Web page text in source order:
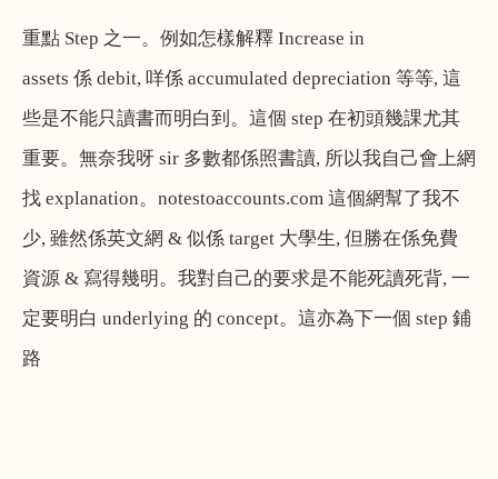
重點 Step 之一。例如怎樣解釋 Increase in
assets 係 debit, 咩係 accumulated depreciation 等等, 這
些是不能只讀書而明白到。這個 step 在初頭幾課尤其
重要。無奈我呀 sir 多數都係照書讀, 所以我自己會上網
找 explanation。 notestoaccounts.com 這個網幫了我不
少, 雖然係英文網 & 似係 target 大學生, 但勝在係免費
資源 & 寫得幾明。我對自己的要求是不能死讀死背, 一
定要明白 underlying 的 concept。這亦為下一個 step 鋪
路